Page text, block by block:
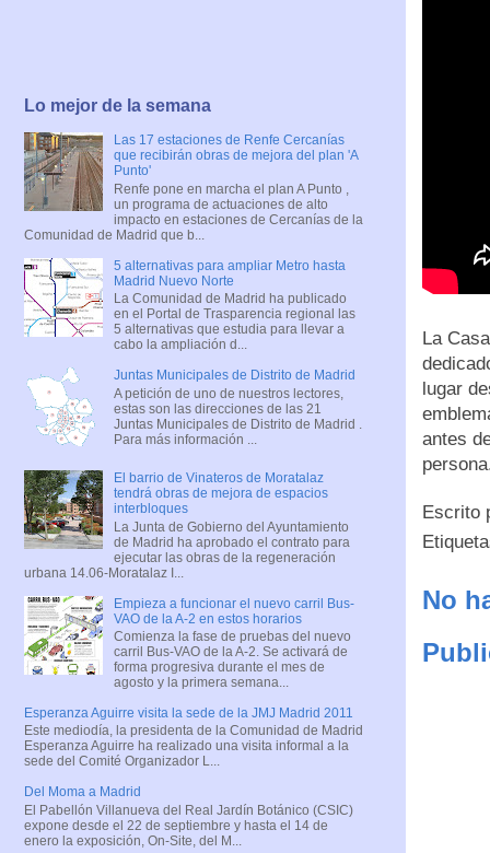
La
lugar
antes
Escrito
No
Lo mejor de la semana
Las 17 estaciones de Renfe Cercanías
que recibirán obras de mejora del plan 'A
Punto'
Renfe pone en marcha el plan A Punto ,
un programa de actuaciones de alto
impacto en estaciones de Cercanías de la
Comunidad de Madrid que b...
5 alternativas para ampliar Metro hasta
Madrid Nuevo Norte
La Comunidad de Madrid ha publicado
en el Portal de Trasparencia regional las
5 alternativas que estudia para llevar a
cabo la ampliación d...
Juntas Municipales de Distrito de Madrid
A petición de uno de nuestros lectores,
estas son las direcciones de las 21
Juntas Municipales de Distrito de Madrid .
Para más información ...
El barrio de Vinateros de Moratalaz
tendrá obras de mejora de espacios
interbloques
La Junta de Gobierno del Ayuntamiento
de Madrid ha aprobado el contrato para
ejecutar las obras de la regeneración
urbana 14.06-Moratalaz I...
Empieza a funcionar el nuevo carril Bus-
VAO de la A-2 en estos horarios
Comienza la fase de pruebas del nuevo
carril Bus-VAO de la A-2. Se activará de
forma progresiva durante el mes de
agosto y la primera semana...
Esperanza Aguirre visita la sede de la JMJ Madrid 2011
Este mediodía, la presidenta de la Comunidad de Madrid
Esperanza Aguirre ha realizado una visita informal a la
sede del Comité Organizador L...
Del Moma a Madrid
El Pabellón Villanueva del Real Jardín Botánico (CSIC)
expone desde el 22 de septiembre y hasta el 14 de
enero la exposición, On-Site, del M...